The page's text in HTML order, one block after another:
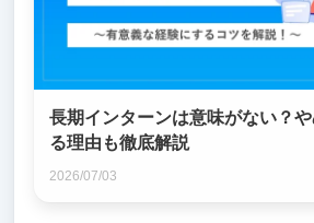
長期インターンは意味がない？
る理由も徹底解説
2026/07/03